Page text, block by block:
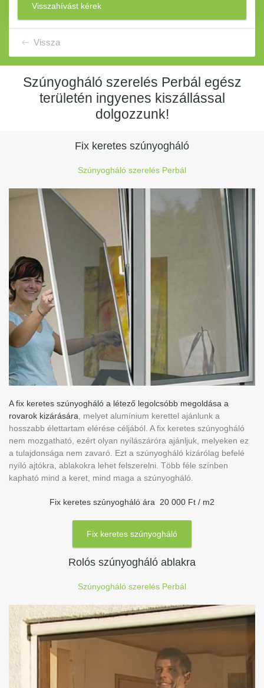
Vissza
Visszahívást kérek
Szúnyogháló szerelés Perbál egész
területén ingyenes kiszállással
dolgozzunk!
Fix keretes szúnyogháló
Szúnyogháló szerelés Perbál
A fix keretes szúnyogháló a létező legolcsóbb megoldása a
rovarok kizárására, melyet alumínium kerettel ajánlunk a
hosszabb élettartam elérése céljából. A fix keretes szúnyogháló
nem mozgatható, ezért olyan nyílászáróra ajánljuk, melyeken ez
a tulajdonsága nem zavaró. Ezt a szúnyogháló kizárólag befelé
nyíló ajtókra, ablakokra lehet felszerelni. Több féle színben
kapható mind a keret, mind maga a szúnyogháló.
Fix keretes szúnyogháló ára 20 000 Ft / m2
Fix keretes szúnyogháló
Rolós szúnyogháló ablakra
Szúnyogháló szerelés Perbál